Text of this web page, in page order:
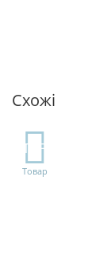
Схожі
TOP
Товар